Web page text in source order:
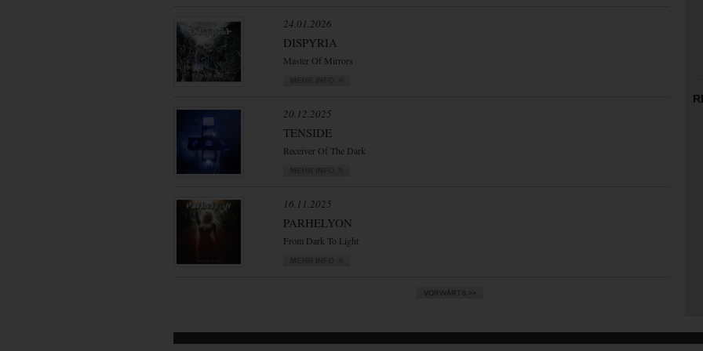
24.01.2026
DISPYRIA
Master Of Mirrors
20.12.2025
TENSIDE
Receiver Of The Dark
16.11.2025
PARHELYON
From Dark To Light